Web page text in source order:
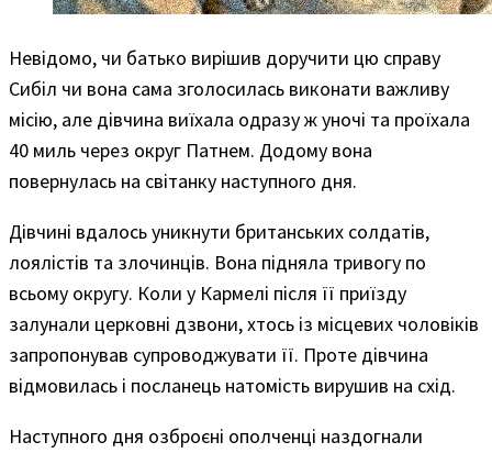
Невідомо, чи батько вирішив доручити цю справу
Сибіл чи вона сама зголосилась виконати важливу
місію, але дівчина виїхала одразу ж уночі та проїхала
40 миль через округ Патнем. Додому вона
повернулась на світанку наступного дня.
Дівчині вдалось уникнути британських солдатів,
лоялістів та злочинців. Вона підняла тривогу по
всьому округу. Коли у Кармелі після її приїзду
залунали церковні дзвони, хтось із місцевих чоловіків
запропонував супроводжувати її. Проте дівчина
відмовилась і посланець натомість вирушив на схід.
Наступного дня озброєні ополченці наздогнали